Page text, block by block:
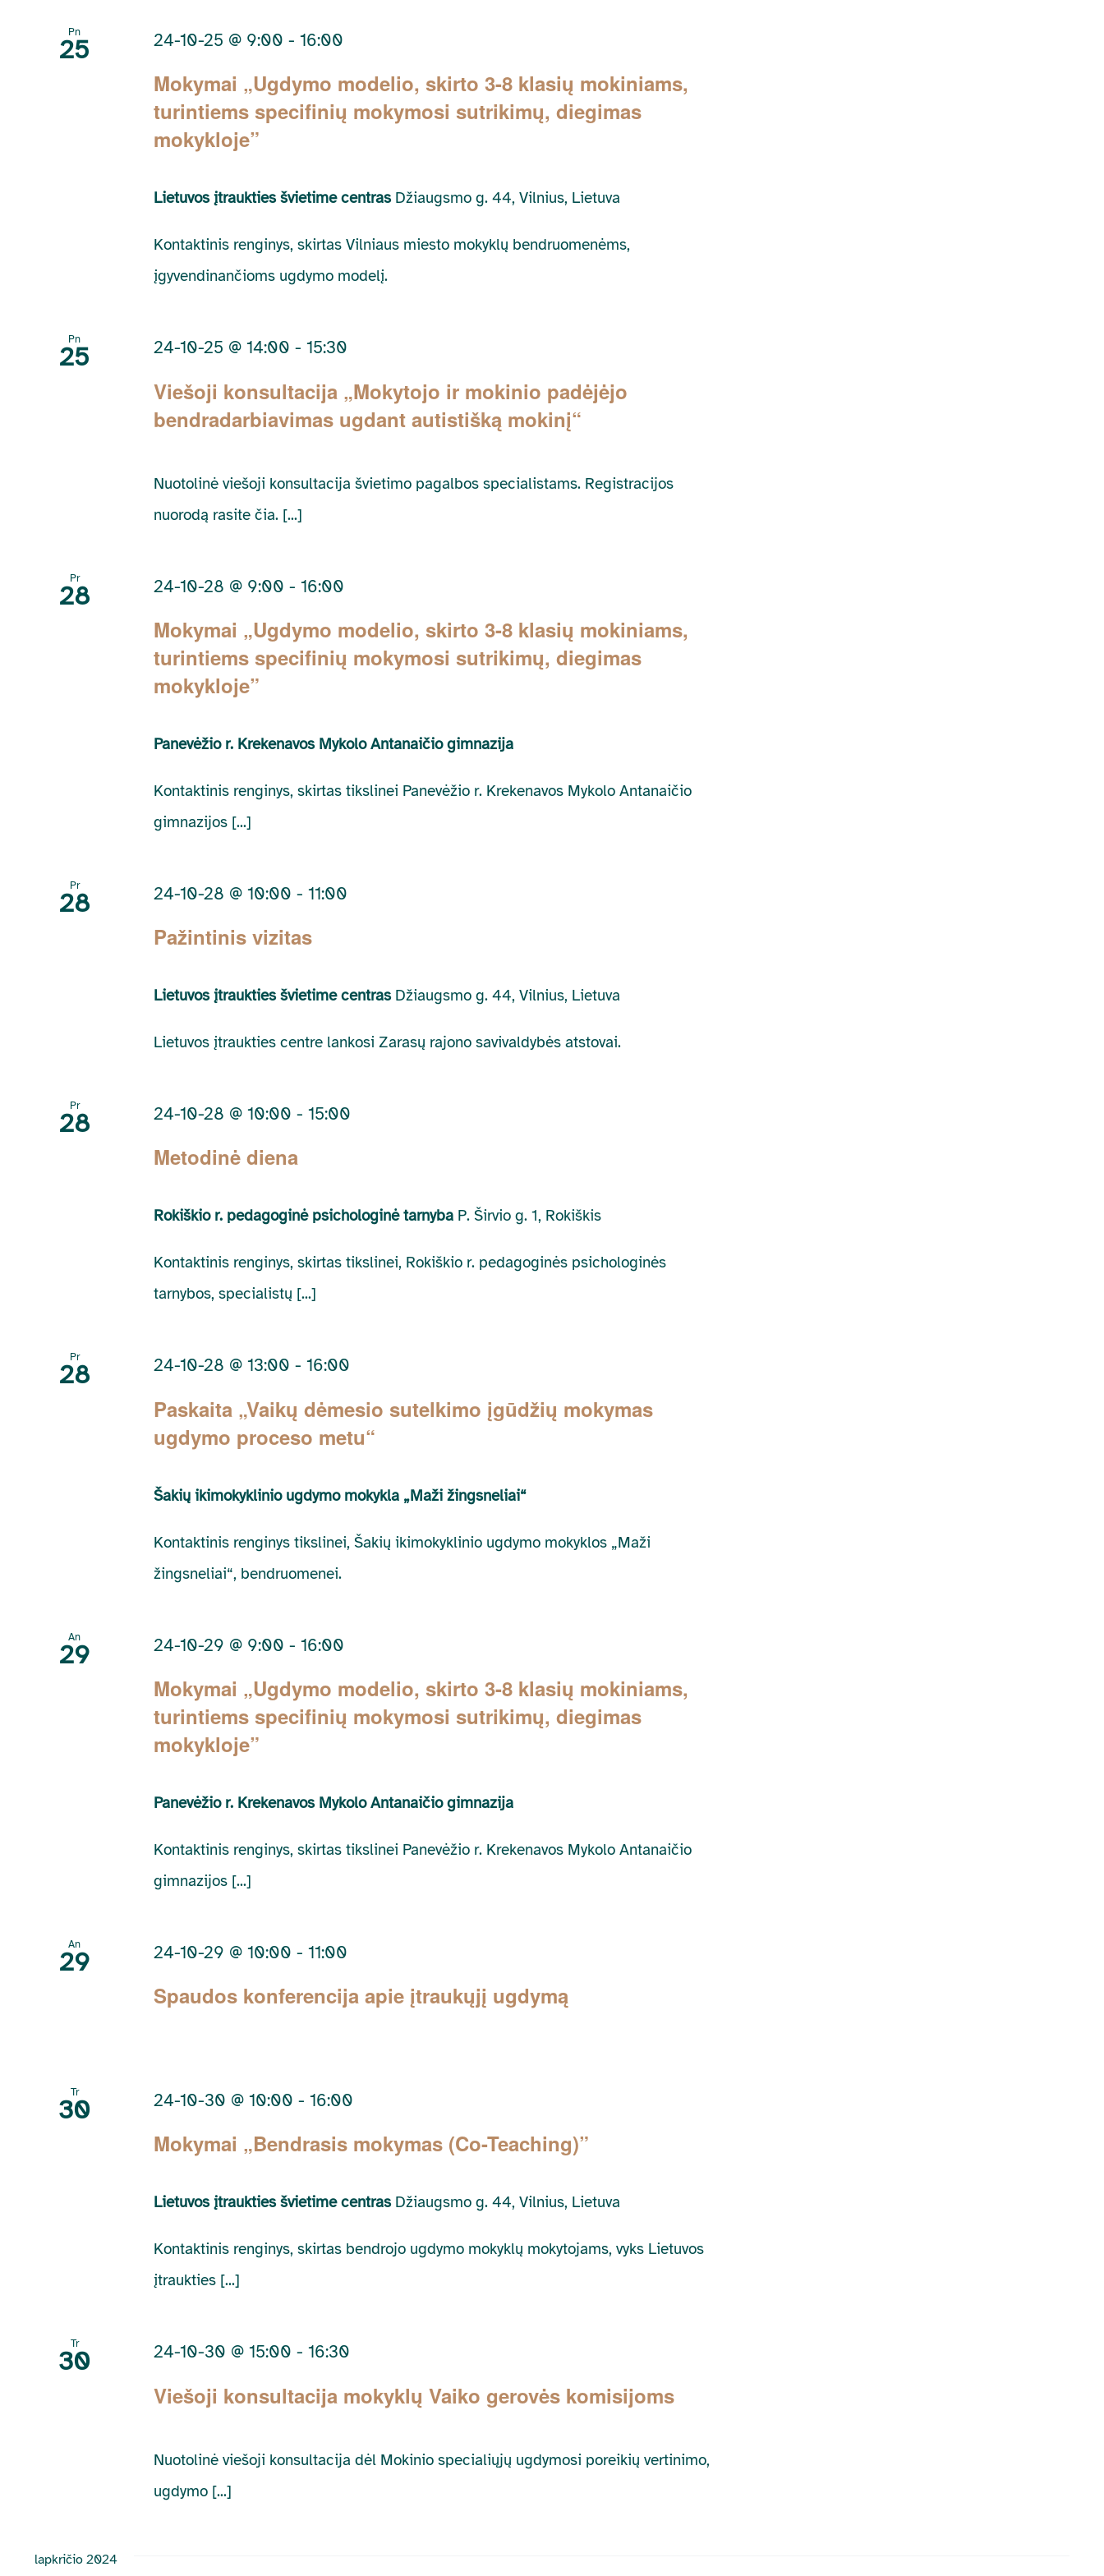
Keyword.
Pn
25
Mokymai „Ugdymo modelio, skirto 3-8 klasių mokiniams,
turintiems specifinių mokymosi sutrikimų, diegimas
mokykloje”
24-10-25 @ 9:00 -16:00
Lietuvos įtraukties švietime centras Džiaugsmo g. 44, Vilnius, Lietuva
Kontaktinis renginys, skirtas Vilniaus miesto mokyklų bendruomenėms,
įgyvendinančioms ugdymo modelį.
Pn
25
Viešoji konsultacija „Mokytojo ir mokinio padėjėjo
bendradarbiavimas ugdant autistišką mokinį“
24-10-25 @ 14:00 -15:30
Nuotolinė viešoji konsultacija švietimo pagalbos specialistams. Registracijos
nuorodą rasite čia. [...]
Pr
28
Mokymai „Ugdymo modelio, skirto 3-8 klasių mokiniams,
turintiems specifinių mokymosi sutrikimų, diegimas
mokykloje”
24-10-28 @ 9:00 -16:00
Panevėžio r. Krekenavos Mykolo Antanaičio gimnazija
Kontaktinis renginys, skirtas tikslinei Panevėžio r. Krekenavos Mykolo Antanaičio
gimnazijos [...]
Pr
28
Pažintinis vizitas
24-10-28 @ 10:00 -11:00
Lietuvos įtraukties švietime centras Džiaugsmo g. 44, Vilnius, Lietuva
Lietuvos įtraukties centre lankosi Zarasų rajono savivaldybės atstovai.
Pr
28
Metodinė diena
24-10-28 @ 10:00 -15:00
Rokiškio r. pedagoginė psichologinė tarnyba P. Širvio g. 1, Rokiškis
Kontaktinis renginys, skirtas tikslinei, Rokiškio r. pedagoginės psichologinės
tarnybos, specialistų [...]
Pr
28
Paskaita „Vaikų dėmesio sutelkimo įgūdžių mokymas
ugdymo proceso metu“
24-10-28 @ 13:00 -16:00
Šakių ikimokyklinio ugdymo mokykla „Maži žingsneliai“
Kontaktinis renginys tikslinei, Šakių ikimokyklinio ugdymo mokyklos „Maži
žingsneliai“, bendruomenei.
An
29
Mokymai „Ugdymo modelio, skirto 3-8 klasių mokiniams,
turintiems specifinių mokymosi sutrikimų, diegimas
mokykloje”
24-10-29 @ 9:00 -16:00
Panevėžio r. Krekenavos Mykolo Antanaičio gimnazija
Kontaktinis renginys, skirtas tikslinei Panevėžio r. Krekenavos Mykolo Antanaičio
gimnazijos [...]
An
29
Spaudos konferencija apie įtraukųjį ugdymą
24-10-29 @ 10:00 -11:00
Tr
30
Mokymai „Bendrasis mokymas (Co-Teaching)”
24-10-30 @ 10:00 -16:00
Lietuvos įtraukties švietime centras Džiaugsmo g. 44, Vilnius, Lietuva
Kontaktinis renginys, skirtas bendrojo ugdymo mokyklų mokytojams, vyks Lietuvos
įtraukties [...]
Tr
30
Viešoji konsultacija mokyklų Vaiko gerovės komisijoms
24-10-30 @ 15:00 -16:30
Nuotolinė viešoji konsultacija dėl Mokinio specialiųjų ugdymosi poreikių vertinimo,
ugdymo [...]
lapkričio 2024